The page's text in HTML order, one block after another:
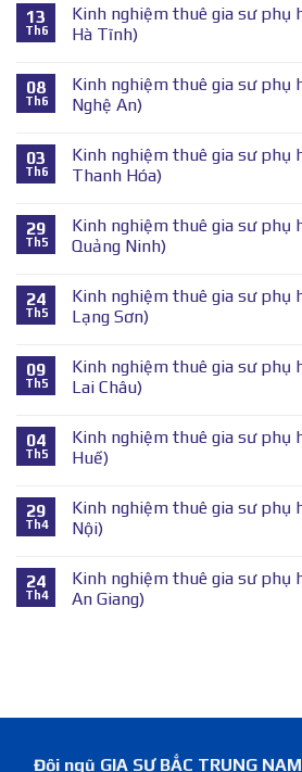
13
Th6
Kinh nghiệm thuê gia sư phụ
Hà Tĩnh)
08
Th6
Kinh nghiệm thuê gia sư phụ
Nghệ An)
03
Th6
Kinh nghiệm thuê gia sư phụ
Thanh Hóa)
29
Th5
Kinh nghiệm thuê gia sư phụ
Quảng Ninh)
24
Th5
Kinh nghiệm thuê gia sư phụ
Lạng Sơn)
09
Th5
Kinh nghiệm thuê gia sư phụ
Lai Châu)
04
Th5
Kinh nghiệm thuê gia sư phụ
Huế)
29
Th4
Kinh nghiệm thuê gia sư phụ
Nội)
24
Th4
Kinh nghiệm thuê gia sư phụ
An Giang)
Đội ngũ GIA SƯ BẮC TRUNG